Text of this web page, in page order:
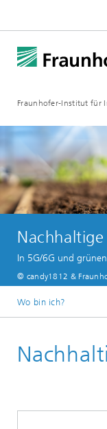
Fraunhofer-Institut für
Nachhaltige
In 5G/6G und
© candy1812 &
Wo bin ich?